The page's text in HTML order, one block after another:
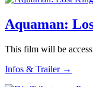
Aquaman:
This film will be
Infos & Trailer →